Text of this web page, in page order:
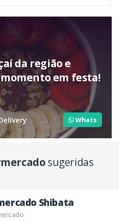
da região e
em festa!
Whats
sugeridas
Shibata